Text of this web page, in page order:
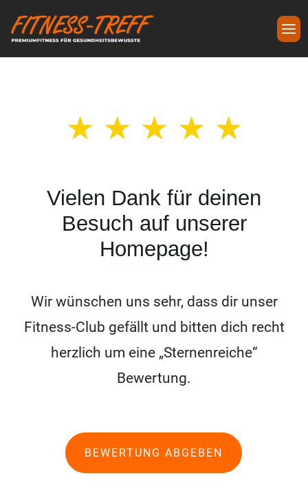
☆ ☆ ☆ ☆ ☆
Vielen Dank für deinen
Besuch auf unserer
Homepage!
Wir wünschen uns sehr, dass dir unser
Fitness-Club gefällt und bitten dich recht
herzlich um eine „Sternenreiche“
Bewertung.
BEWERTUNG ABGEBEN